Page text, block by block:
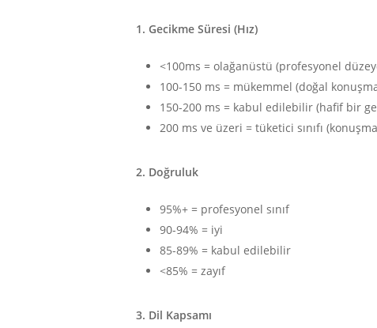
1. Gecikme Süresi (Hız)
<100ms = olağanüstü (profesyonel
100-150 ms = mükemmel (doğal
150-200 ms = kabul edilebilir (hafif bir
200 ms ve üzeri = tüketici sınıfı
2. Doğruluk
95%+ = profesyonel sınıf
90-94% = iyi
85-89% = kabul edilebilir
<85% = zayıf
3. Dil Kapsamı